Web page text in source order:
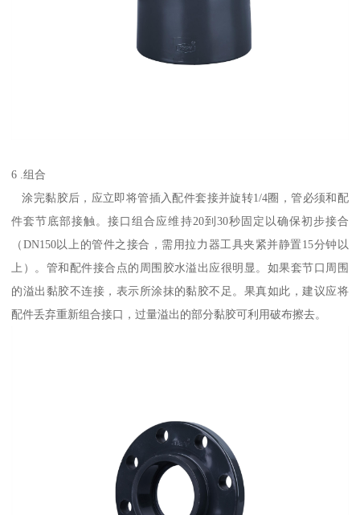
6 .组合
涂完黏胶后，应立即将管插入配件套接并旋转1/4圈，管必须和配
件套节底部接触。接口组合应维持20到30秒固定以确保初步接合
（DN150以上的管件之接合，需用拉力器工具夹紧并静置15分钟以
上）。管和配件接合点的周围胶水溢出应很明显。如果套节口周围
的溢出黏胶不连接，表示所涂抹的黏胶不足。果真如此，建议应将
配件丢弃重新组合接口，过量溢出的部分黏胶可利用破布擦去。